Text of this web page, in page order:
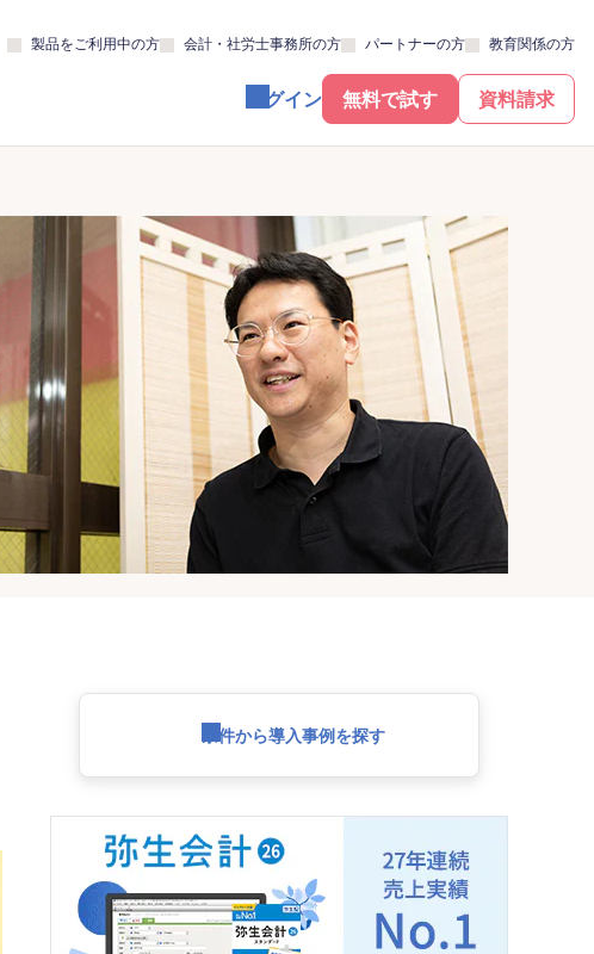
製品をご利用中の方 会計・社労士事務所の方 パートナーの方 教育関係の方
無料で試す 資料請求
ログイン
条件から導入事例を探す